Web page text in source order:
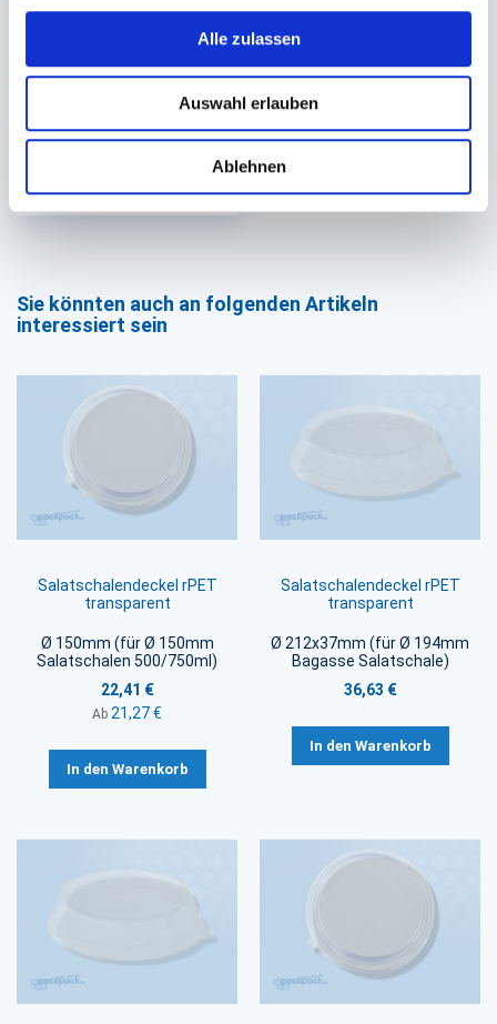
Alle zulassen
Auswahl erlauben
Ablehnen
160x160x39cm (für
300 St.
Sie könnten auch an folgenden Artikeln
interessiert sein
Salatschalendeckel rPET
transparent
Ø 150mm (für Ø 150mm
Salatschalen 500/750ml)
22,41 €
Ab 21,27 €
In den Warenkorb
Salatschalendeckel rPET
transparent
Ø 212x37mm (für Ø 194mm
Bagasse Salatschale)
36,63 €
In den Warenkorb